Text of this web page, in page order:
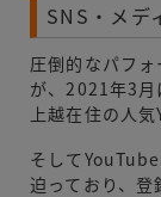
SNS・メデ
圧倒的なパフ
が、2021年3月
上越在住の人
そして
迫っており、登